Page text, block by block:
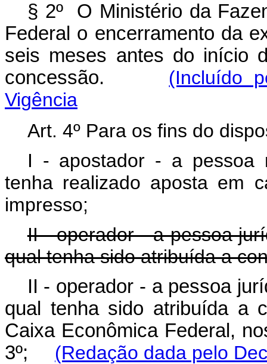
§ 2º O Ministério da
Federal o encerramento da
seis meses antes do início
concessão. (Incluído
Vigência
Art. 4º Para os fins do
I - apostador - a pessoa
tenha realizado aposta em
impresso;
II - operador - a pessoa
qual tenha sido atribuída a
II - operador - a pessoa
qual tenha sido atribuída a
Caixa Econômica Federal,
3º; (Redação dada pelo